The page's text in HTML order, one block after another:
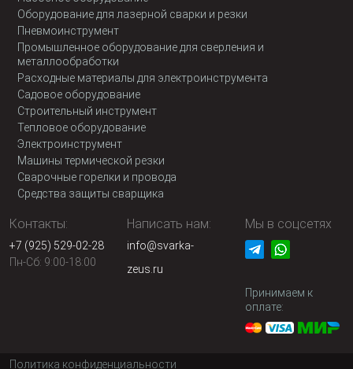
Оборудование для лазерной сварки и резки
Пневмоинструмент
Промышленное оборудование для сверления и
металлообработки
Расходные материалы для электроинструмента
Садовое оборудование
Строительный инструмент
Тепловое оборудование
Электроинструмент
Машины термической резки
Сварочные горелки и провода
Средства защиты сварщика
Контакты:
+7 (925) 529-02-28
Пн-Сб: 9:00-18:00
Написать нам:
info@svarka-
zeus.ru
Мы в соцсетях
Принимаем к
оплате:
Политика конфиденциальности